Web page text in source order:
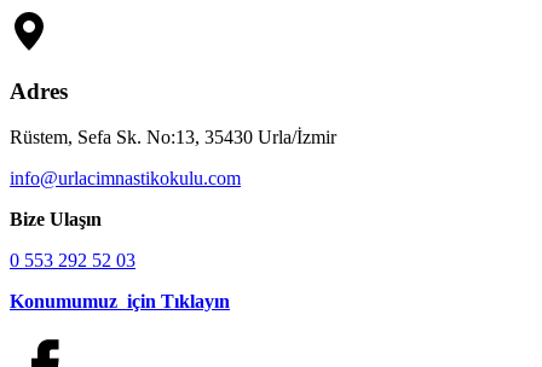
Adres
Rüstem, Sefa Sk. No:13, 35430 Urla/İzmir
info@urlacimnastikokulu.com
Bize Ulaşın
0 553 292 52 03
Konumumuz için Tıklayın